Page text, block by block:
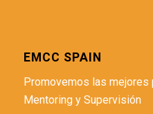
EMCC SPAIN
Promovemos las mejores
Mentoring y Supervisión